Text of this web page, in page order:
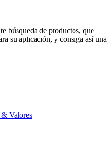
búsqueda de productos, que
su aplicación, y consiga así una
& Valores